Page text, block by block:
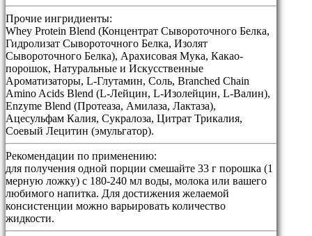
Прочие ингридиенты:
Whey Protein Blend (Концентрат Сывороточного Белка,
Гидролизат Сывороточного Белка, Изолят
Сывороточного Белка), Арахисовая Мука, Какао-
порошок, Натуральные и Искусственные
Ароматизаторы, L-Глутамин, Соль, Branched Chain
Amino Acids Blend (L-Лейцин, L-Изолейцин, L-Валин),
Enzyme Blend (Протеаза, Амилаза, Лактаза),
Ацесульфам Калия, Сукралоза, Цитрат Трикалия,
Соевый Лецитин (эмульгатор).
Рекомендации по применению:
для получения одной порции смешайте 33 г порошка (1
мерную ложку) с 180-240 мл воды, молока или вашего
любимого напитка. Для достижения желаемой
консистенции можно варьировать количество
жидкости.